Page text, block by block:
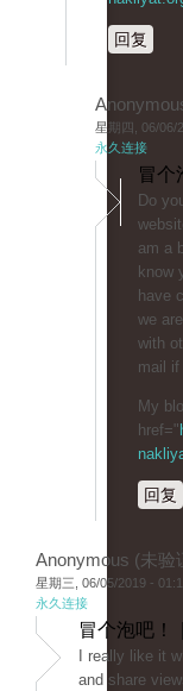
回复
星期四, 06/06/
永久连接
冒个
Do
am a
know
have
we
with
mail
My
href="
回复
Anonymous (未验
星期三, 06/05/2019 -
永久连接
冒个泡吧！
I really like it
and share